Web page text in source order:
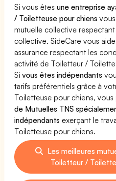
Si vous êtesune entreprise
/ Toiletteuse pour chiens
mutuelle collective
collective. SideCare vous
assurance respectant les
activité de Toiletteur /
Sivous êtes indépendants
tarifs préférentiels grâce à
Toiletteuse pour chiens,
de Mutuelles TNS
indépendants exerçant le
Toiletteuse pour chiens.
Les meilleures
Toiletteur /